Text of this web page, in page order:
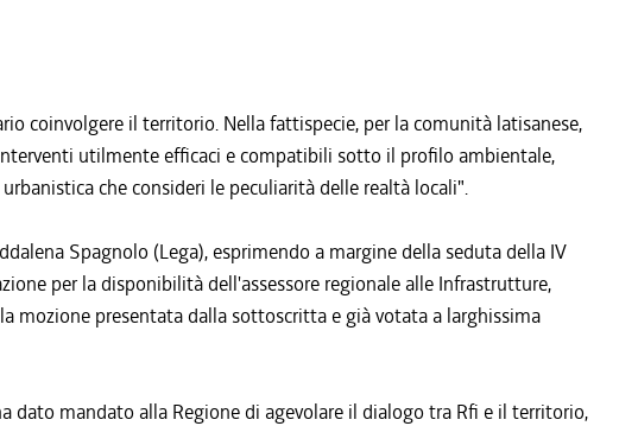
coinvolgere il territorio. Nella fattispecie, per la comunità latisanese,
utilmente efficaci e compatibili sotto il profilo ambientale,
che consideri le peculiarità delle realtà locali".
Spagnolo (Lega), esprimendo a margine della seduta della IV
per la disponibilità dell'assessore regionale alle Infrastrutture,
mozione presentata dalla sottoscritta e già votata a larghissima
dato mandato alla Regione di agevolare il dialogo tra Rfi e il territorio,